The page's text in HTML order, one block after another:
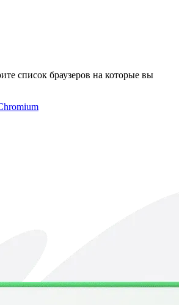
список браузеров на которые вы